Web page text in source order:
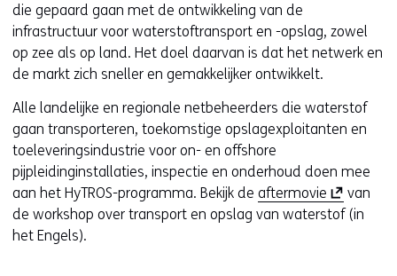
die gepaard gaan met de ontwikkeling van de
infrastructuur voor waterstoftransport en -opslag, zowel
op zee als op land. Het doel daarvan is dat het netwerk en
de markt zich sneller en gemakkelijker ontwikkelt.
Alle landelijke en regionale netbeheerders die waterstof
gaan transporteren, toekomstige opslagexploitanten en
toeleveringsindustrie voor on- en offshore
pijpleidinginstallaties, inspectie en onderhoud doen mee
aan het HyTROS-programma. Bekijk de aftermovie (
o
van
de workshop over transport en opslag van waterstof (in
het Engels).